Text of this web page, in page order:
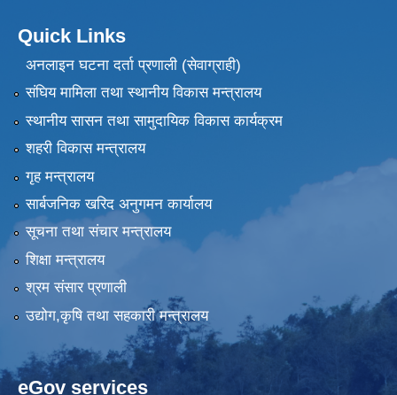
Quick Links
अनलाइन घटना दर्ता प्रणाली (सेवाग्राही)
संघिय मामिला तथा स्थानीय विकास मन्त्रालय
स्थानीय सासन तथा सामुदायिक विकास कार्यक्रम
शहरी विकास मन्त्रालय
गृह मन्त्रालय
सार्बजनिक खरिद अनुगमन कार्यालय
सूचना तथा संचार मन्त्रालय
शिक्षा मन्त्रालय
श्रम संसार प्रणाली
उद्योग,कृषि तथा सहकारी मन्त्रालय
eGov services